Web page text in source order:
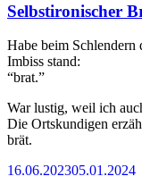
Selbstironischer
Habe beim
Imbiss stand:
“brat.”
War lustig, weil ich
Die Ortskundigen
brät.
Posted
16.06.202305.01.2024